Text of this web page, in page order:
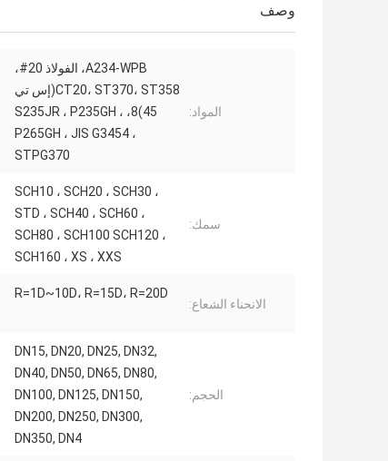
وصف
المواد:
A234-WPB، الفولاذ 20#،
CT20، ST370، ST358(إس تي
45)8، S235JR ، P235GH ،
P265GH ، JIS G3454 ،
STPG370
سمك:
SCH10 ، SCH20 ، SCH30 ،
STD ، SCH40 ، SCH60 ،
SCH80 ، SCH100 SCH120 ،
SCH160 ، XS ، XXS
الانحناء الشعاع:
R=1D~10D، R=15D، R=20D
الحجم:
DN15, DN20, DN25, DN32,
DN40, DN50, DN65, DN80,
DN100, DN125, DN150,
DN200, DN250, DN300,
DN350, DN4